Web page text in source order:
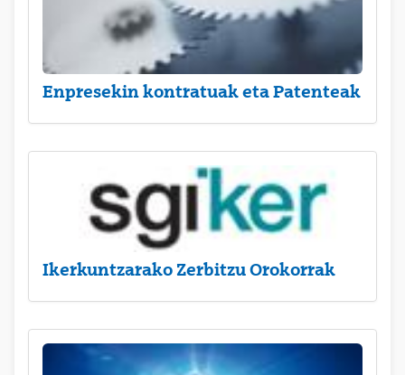
Enpresekin kontratuak eta Patenteak
Ikerkuntzarako Zerbitzu Orokorrak